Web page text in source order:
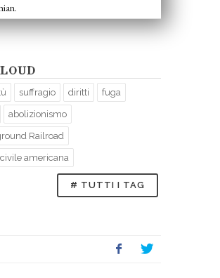
suffragio diritti fuga
abolizionismo
Railroad
americana
# TUTTI I TAG